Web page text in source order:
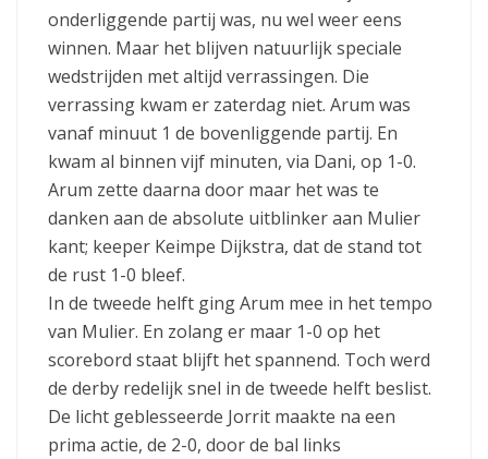
onderliggende partij was, nu wel weer eens
winnen. Maar het blijven natuurlijk speciale
wedstrijden met altijd verrassingen. Die
verrassing kwam er zaterdag niet. Arum was
vanaf minuut 1 de bovenliggende partij. En
kwam al binnen vijf minuten, via Dani, op 1-0.
Arum zette daarna door maar het was te
danken aan de absolute uitblinker aan Mulier
kant; keeper Keimpe Dijkstra, dat de stand tot
de rust 1-0 bleef.
In de tweede helft ging Arum mee in het tempo
van Mulier. En zolang er maar 1-0 op het
scorebord staat blijft het spannend. Toch werd
de derby redelijk snel in de tweede helft beslist.
De licht geblesseerde Jorrit maakte na een
prima actie, de 2-0, door de bal links